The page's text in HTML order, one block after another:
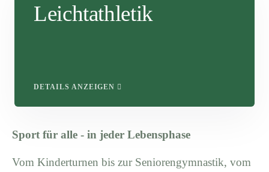
Leichtathletik
DETAILS ANZEIGEN
Sport für alle - in jeder Lebensphase
Vom Kinderturnen bis zur Seniorengymnastik, vom